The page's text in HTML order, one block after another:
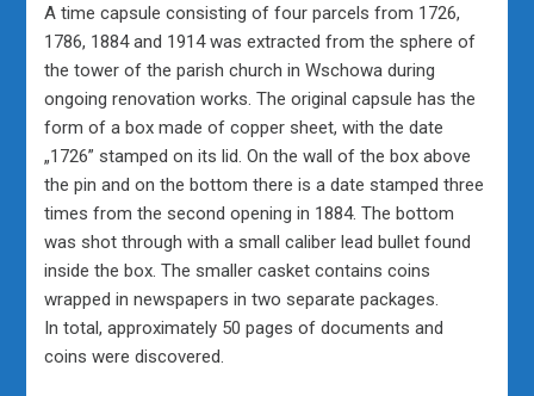
A time capsule consisting of four parcels from 1726,
1786, 1884 and 1914 was extracted from the sphere of
the tower of the parish church in Wschowa during
ongoing renovation works. The original capsule has the
form of a box made of copper sheet, with the date
„1726” stamped on its lid. On the wall of the box above
the pin and on the bottom there is a date stamped three
times from the second opening in 1884. The bottom
was shot through with a small caliber lead bullet found
inside the box. The smaller casket contains coins
wrapped in newspapers in two separate packages.
In total, approximately 50 pages of documents and
coins were discovered.